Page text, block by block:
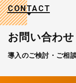
CONTACT
お問い合わせ
導入のご検討・ご相